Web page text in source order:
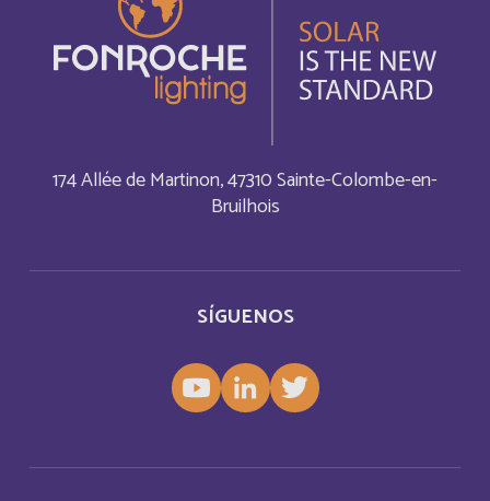
SÍGUENOS
174 Allée de Martinon, 47310 Sainte-Colombe-en-
Bruilhois
Cabo Verde
Cambodia Inglés
Canada Français
Central Afriquen Republic